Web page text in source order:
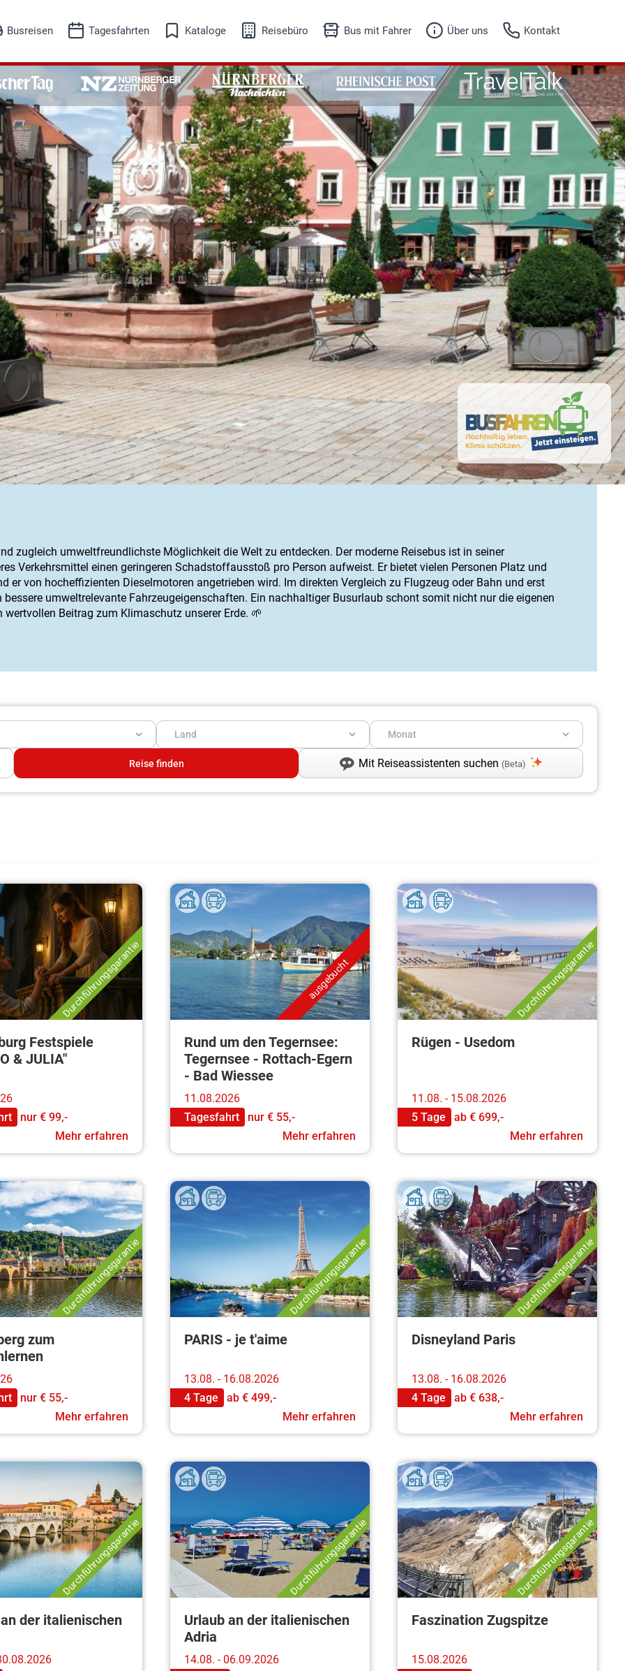
Busreisen Tagesfahrten
Reisekalender
Tagesfahrten
Adventreisen
Ausflugsfahrten
Events-Kultur
Freizeit-Erleben
Musicalreisen
Schifffahrt
Skireisen
Städtereisen
Kataloge Reisebüro Bus mit Fahrer
Fuhrpark
Anfrageformular
Über uns
Firmenhistorie
Referenzen
Jobs
Kontakt
zugleich umweltfreundlichste Möglichkeit die Welt zu entdecken. Der moderne Reisebus ist in seiner
Verkehrsmittel einen geringeren Schadstoffausstoß pro Person aufweist. Er bietet vielen Personen Platz und
er von hocheffizienten Dieselmotoren angetrieben wird. Im direkten Vergleich zu Flugzeug oder Bahn und erst
umweltrelevante Fahrzeugeigenschaften. Ein nachhaltiger Busurlaub schont somit nicht nur die eigenen
Beitrag zum Klimaschutz unserer Erde. 🌱
Mit Reiseassistenten suchen (Beta)
Durchführungsgarantie
Festspiele
& JULIA"
nur € 99,-
Mehr erfahren
ausgebucht
Rund um den Tegernsee:
Tegernsee - Rottach-Egern
- Bad Wiessee
11.08.2026
Tagesfahrt
nur € 55,-
Mehr erfahren
Durchführungsgarantie
Rügen - Usedom
11.08. - 15.08.2026
5 Tage
ab € 699,-
Mehr erfahren
Durchführungsgarantie
zum
nur € 55,-
Mehr erfahren
Durchführungsgarantie
PARIS - je t'aime
13.08. - 16.08.2026
4 Tage
ab € 499,-
Mehr erfahren
Durchführungsgarantie
Disneyland Paris
13.08. - 16.08.2026
4 Tage
ab € 638,-
Mehr erfahren
Durchführungsgarantie
der italienischen
Durchführungsgarantie
Urlaub an der italienischen
Adria
14.08. - 06.09.2026
Durchführungsgarantie
Faszination Zugspitze
15.08.2026